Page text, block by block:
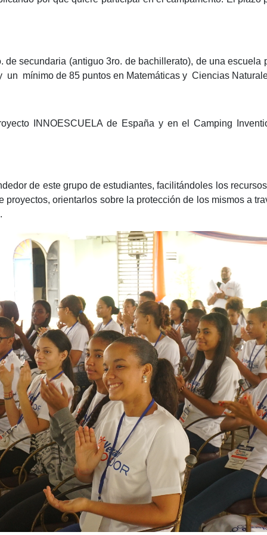
secundaria (antiguo 3ro. de bachillerato), de una
un mínimo de 85 puntos en Matemáticas y Ciencias
INNOESCUELA de España y en el Camping
de este grupo de estudiantes, facilitándoles los
orientarlos sobre la protección de los mismos a